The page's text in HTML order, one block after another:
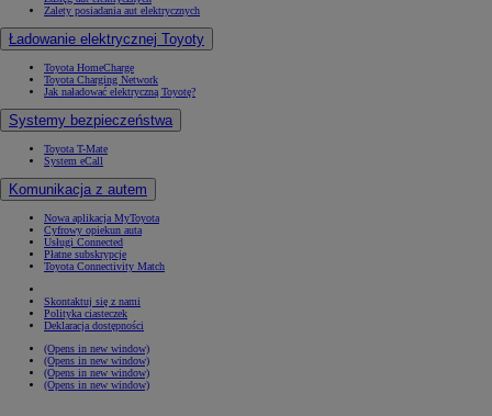
Zalety posiadania aut elektrycznych
Ładowanie elektrycznej Toyoty
Toyota HomeCharge
Toyota Charging Network
Jak naładować elektryczną Toyotę?
Systemy bezpieczeństwa
Toyota T-Mate
System eCall
Komunikacja z autem
Nowa aplikacja MyToyota
Cyfrowy opiekun auta
Usługi Connected
Płatne subskrypcje
Toyota Connectivity Match
Skontaktuj się z nami
Polityka ciasteczek
Deklaracja dostępności
(Opens in new window)
(Opens in new window)
(Opens in new window)
(Opens in new window)